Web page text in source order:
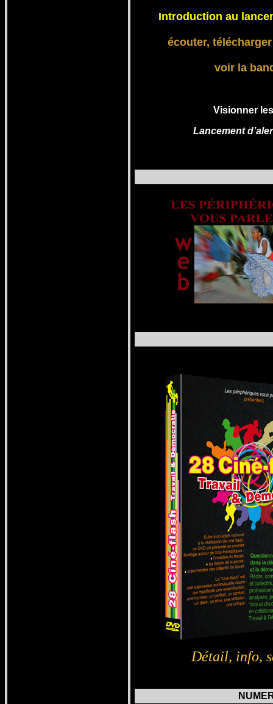
Introduction au
écouter,
voir la
Visionner
Lancement
Détail, info,